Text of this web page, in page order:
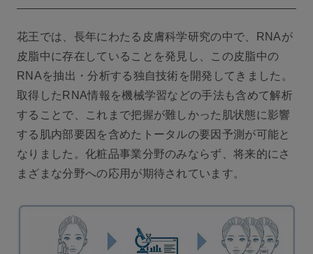
花王では、長年にわたる皮膚科学研究の中で、RNAが
皮脂中に存在していることを発見し、この皮脂中の
RNAを抽出・分析する独自技術を開発してきました。
取得したRNA情報を機械学習などの手法も含めて解析
することで、これまで把握が難しかった肌状態に影響
する肌内部要因を含めたトータルの要因予測が可能と
なりました。化粧品事業分野のみならず、将来的にさ
まざまな分野への応用が期待されています。